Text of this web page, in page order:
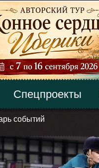
событий
Спецпроекты